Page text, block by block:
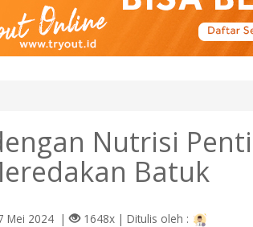
Nutrisi
Batuk
Mei 2024| 1648x | Ditulis oleh :